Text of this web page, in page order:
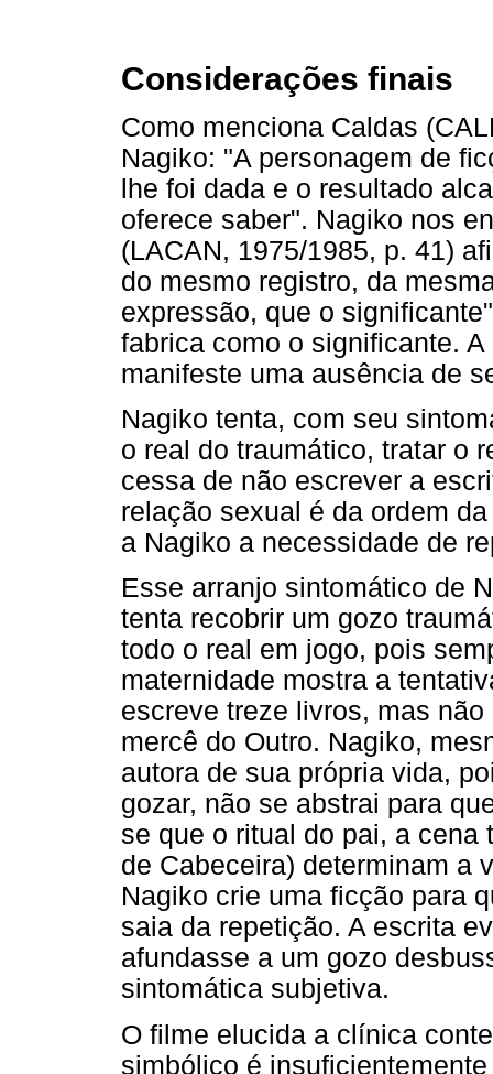
Considerações finais
Como menciona Caldas
Nagiko: "A personagem de
lhe foi dada e o resultado
oferece saber". Nagiko nos
(LACAN, 1975/1985, p. 41)
do mesmo registro, da
expressão, que o
fabrica como o significante.
manifeste uma ausência de
Nagiko tenta, com seu
o real do traumático, tratar o
cessa de não escrever a
relação sexual é da ordem
a Nagiko a necessidade de
Esse arranjo sintomático de
tenta recobrir um gozo
todo o real em jogo, pois
maternidade mostra a
escreve treze livros, mas
mercê do Outro. Nagiko,
autora de sua própria vida,
gozar, não se abstrai para
se que o ritual do pai, a
de Cabeceira) determinam a
Nagiko crie uma ficção para
saia da repetição. A escrita
afundasse a um gozo
sintomática subjetiva.
O filme elucida a clínica
simbólico é